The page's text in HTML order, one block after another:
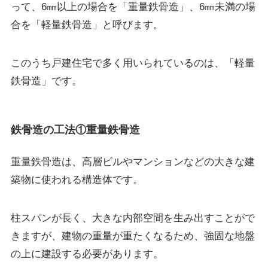
って、6㎜以上の場合を「重量鉄骨造」、6㎜未満の場
合を「軽量鉄骨造」と呼びます。
このうち戸建住宅で多く用いられているのは、「軽量
鉄骨造」です。
鉄骨造の工法①重量鉄骨造
重量鉄骨造は、高層ビルやマンションなどの大きな建
築物に使われる構造体です。
柱スパンが長く、大きな内部空間を生み出すことがで
きますが、建物の重量が重たくなるため、強固な地盤
の上に建設する必要があります。